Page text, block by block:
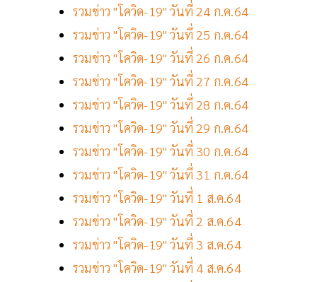
รวมข่าว "โควิด-19" วันที่ 24 ก.ค.64
รวมข่าว "โควิด-19" วันที่ 25 ก.ค.64
รวมข่าว "โควิด-19" วันที่ 26 ก.ค.64
รวมข่าว "โควิด-19" วันที่ 27 ก.ค.64
รวมข่าว "โควิด-19" วันที่ 28 ก.ค.64
รวมข่าว "โควิด-19" วันที่ 29 ก.ค.64
รวมข่าว "โควิด-19" วันที่ 30 ก.ค.64
รวมข่าว "โควิด-19" วันที่ 31 ก.ค.64
รวมข่าว "โควิด-19" วันที่ 1 ส.ค.64
รวมข่าว "โควิด-19" วันที่ 2 ส.ค.64
รวมข่าว "โควิด-19" วันที่ 3 ส.ค.64
รวมข่าว "โควิด-19" วันที่ 4 ส.ค.64